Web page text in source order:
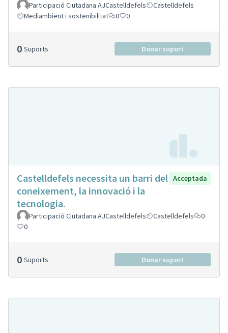
Participació Ciutadana AJCastelldefels
Castelldefels
Mediambient i sostenibilitat
0 0
0 Suports Donar suport
Castelldefels necessita un barri del
coneixement, la innovació i la
tecnologia.
Acceptada
Participació Ciutadana AJCastelldefels Castelldefels
0
0
0 Suports Donar suport